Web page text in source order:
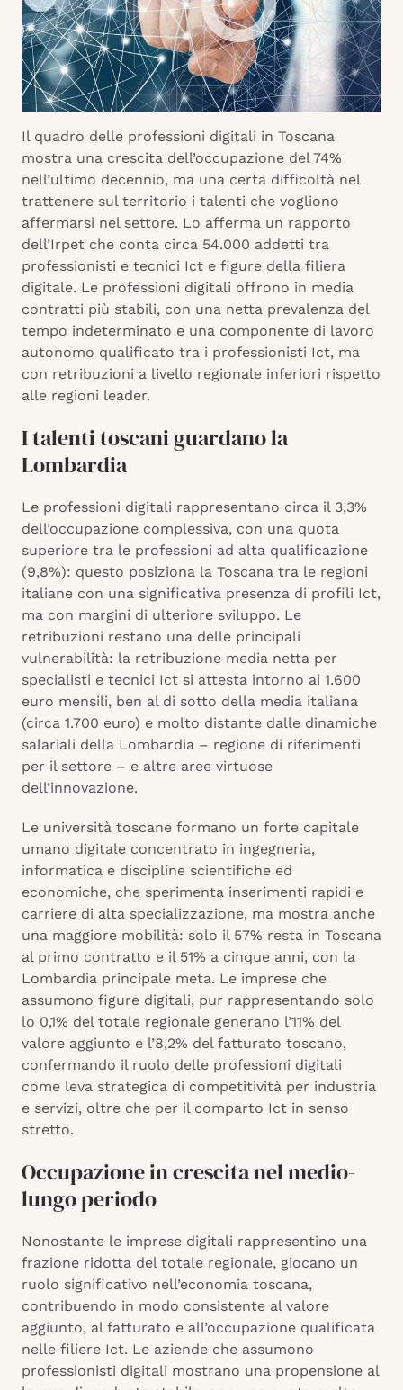
Il quadro delle professioni digitali in Toscana
mostra una crescita dell’occupazione del 74%
nell’ultimo decennio, ma una certa difficoltà nel
trattenere sul territorio i talenti che vogliono
affermarsi nel settore. Lo afferma un rapporto
dell’Irpet che conta circa 54.000 addetti tra
professionisti e tecnici Ict e figure della filiera
digitale. Le professioni digitali offrono in media
contratti più stabili, con una netta prevalenza del
tempo indeterminato e una componente di lavoro
autonomo qualificato tra i professionisti Ict, ma
con retribuzioni a livello regionale inferiori rispetto
alle regioni leader.
I talenti toscani guardano la
Lombardia
Le professioni digitali rappresentano circa il 3,3%
dell’occupazione complessiva, con una quota
superiore tra le professioni ad alta qualificazione
(9,8%): questo posiziona la Toscana tra le regioni
italiane con una significativa presenza di profili Ict,
ma con margini di ulteriore sviluppo. Le
retribuzioni restano una delle principali
vulnerabilità: la retribuzione media netta per
specialisti e tecnici Ict si attesta intorno ai 1.600
euro mensili, ben al di sotto della media italiana
(circa 1.700 euro) e molto distante dalle dinamiche
salariali della Lombardia – regione di riferimenti
per il settore – e altre aree virtuose
dell’innovazione.
Le università toscane formano un forte capitale
umano digitale concentrato in ingegneria,
informatica e discipline scientifiche ed
economiche, che sperimenta inserimenti rapidi e
carriere di alta specializzazione, ma mostra anche
una maggiore mobilità: solo il 57% resta in Toscana
al primo contratto e il 51% a cinque anni, con la
Lombardia principale meta. Le imprese che
assumono figure digitali, pur rappresentando solo
lo 0,1% del totale regionale generano l’11% del
valore aggiunto e l’8,2% del fatturato toscano,
confermando il ruolo delle professioni digitali
come leva strategica di competitività per industria
e servizi, oltre che per il comparto Ict in senso
stretto.
Occupazione in crescita nel medio-
lungo periodo
Nonostante le imprese digitali rappresentino una
frazione ridotta del totale regionale, giocano un
ruolo significativo nell’economia toscana,
contribuendo in modo consistente al valore
aggiunto, al fatturato e all’occupazione qualificata
nelle filiere Ict. Le aziende che assumono
professionisti digitali mostrano una propensione al